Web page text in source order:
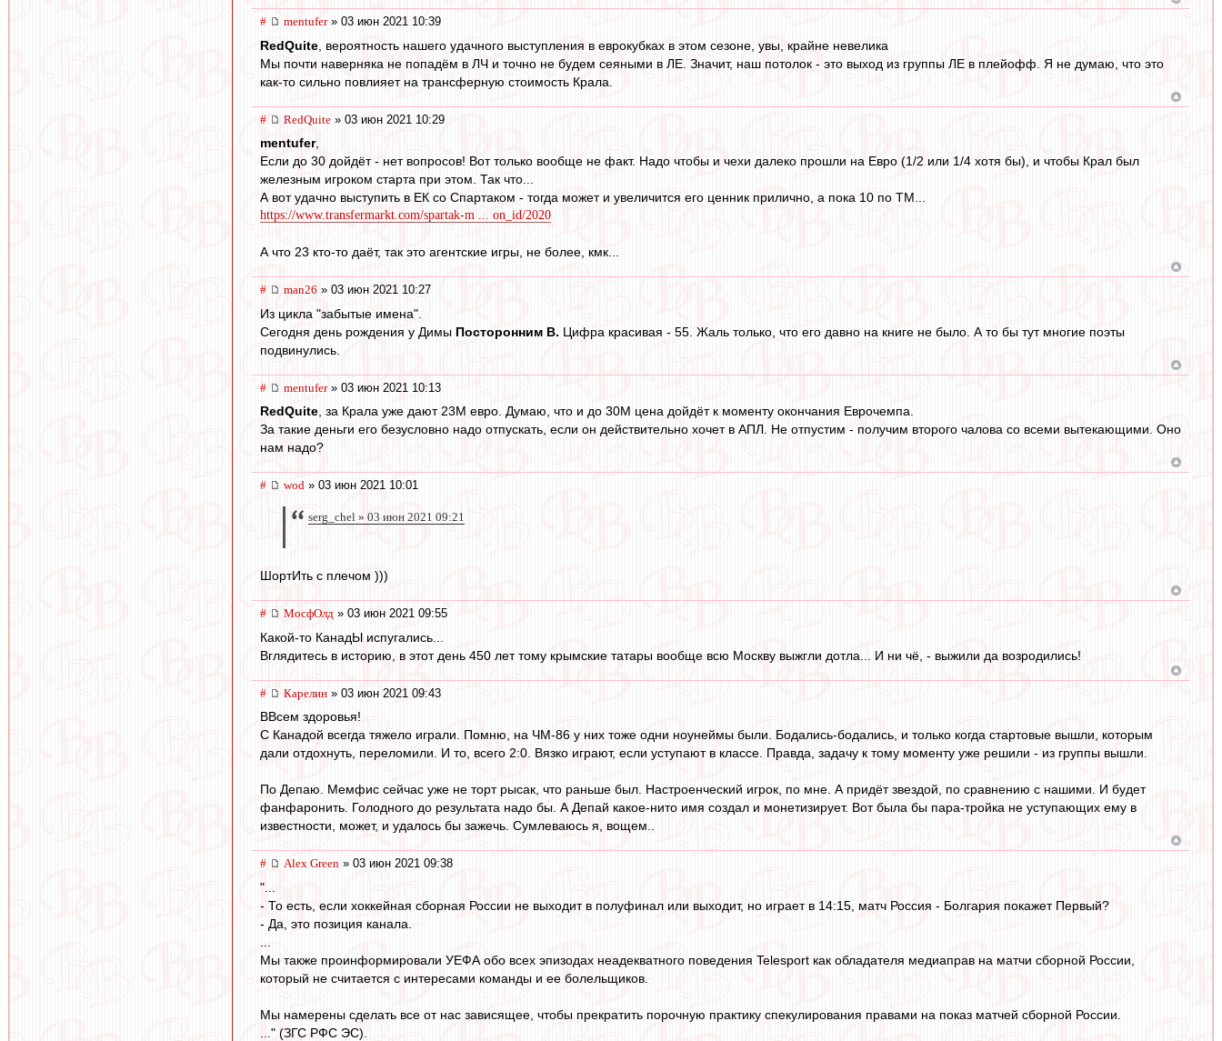
# mentufer» 03 июн 2021 10:39
RedQuite , вероятность нашего удачного выступления в еврокубках в этом сезоне, увы, крайне невелика
Мы почти наверняка не попадём в ЛЧ и точно не будем сеяными в ЛЕ. Значит, наш потолок - это выход из группы ЛЕ в плейофф. Я не думаю, что это
как-то сильно повлияет на трансферную стоимость Крала.
# RedQuite » 03 июн 2021 10:29
mentufer,
Если до 30 дойдёт - нет вопросов! Вот только вообще не факт. Надо чтобы и чехи далеко прошли на Евро (1/2 или 1/4 хотя бы), и чтобы Крал был
железным игроком старта при этом. Так что...
А вот удачно выступить в ЕК со Спартаком - тогда может и увеличится его ценник прилично, а пока 10 по ТМ...
https://www.transfermarkt.com/spartak-m ... on_id/2020
А что 23 кто-то даёт, так это агентские игры, не более, кмк...
# man26 » 03 июн 2021 10:27
Из цикла "забытые имена".
Сегодня день рождения у Димы Посторонним В. Цифра красивая - 55. Жаль только, что его давно на книге не было. А то бы тут многие поэты
подвинулись.
# mentufer» 03 июн 2021 10:13
RedQuite, за Крала уже дают 23М евро. Думаю, что и до 30М цена дойдёт к моменту окончания Еврочемпа.
За такие деньги его безусловно надо отпускать, если он действительно хочет в АПЛ. Не отпустим - получим второго чалова со всеми вытекающими. Оно
нам надо?
# wod » 03 июн 2021 10:01
serg_chel » 03 июн 2021 09:21
ШортИть с плечом )))
# МосфОлд » 03 июн 2021 09:55
Какой-то КанадЫ испугались...
Вглядитесь в историю, в этот день 450 лет тому крымские татары вообще всю Москву выжгли дотла... И ни чё, - выжили да возродились!
# Карелин » 03 июн 2021 09:43
ВВсем здоровья!
С Канадой всегда тяжело играли. Помню, на ЧМ-86 у них тоже одни ноунеймы были. Бодались-бодались, и только когда стартовые вышли, которым
дали отдохнуть, переломили. И то, всего 2:0. Вязко играют, если уступают в классе. Правда, задачу к тому моменту уже решили - из группы вышли.
По Депаю. Мемфис сейчас уже не торт рысак, что раньше был. Настроенческий игрок, по мне. А придёт звездой, по сравнению с нашими. И будет
фанфаронить. Голодного до результата надо бы. А Депай какое-нито имя создал и монетизирует. Вот была бы пара-тройка не уступающих ему в
известности, может, и удалось бы зажечь. Сумлеваюсь я, вощем..
# Alex Green » 03 июн 2021 09:38
"...
- То есть, если хоккейная сборная России не выходит в полуфинал или выходит, но играет в 14:15, матч Россия - Болгария покажет Первый?
- Да, это позиция канала.
Мы также проинформировали УЕФА обо всех эпизодах неадекватного поведения Telesport как обладателя медиаправ на матчи сборной России,
который не считается с интересами команды и ее болельщиков.
Мы намерены сделать все от нас зависящее, чтобы прекратить порочную практику спекулирования правами на показ матчей сборной России.
..." (ЗГС РФС ЭС).